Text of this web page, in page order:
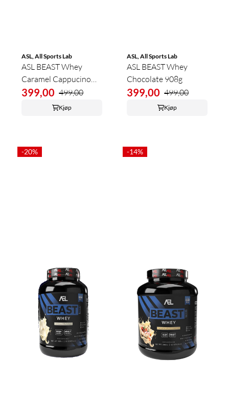
ASL, All Sports Lab
ASL BEAST Whey
Caramel Cappucino
908g
399,00 499,00
Kjøp
ASL, All Sports Lab
ASL BEAST Whey
Chocolate 908g
399,00 499,00
Kjøp
-20% -14%